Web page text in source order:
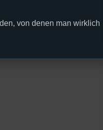
von denen man wirklich